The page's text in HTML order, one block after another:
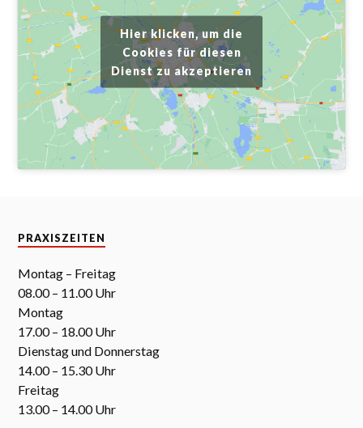
Hier klicken, um die
Cookies für diesen
Dienst zu akzeptieren
PRAXISZEITEN
Montag – Freitag
08.00 – 11.00 Uhr
Montag
17.00 – 18.00 Uhr
Dienstag und Donnerstag
14.00 – 15.30 Uhr
Freitag
13.00 – 14.00 Uhr